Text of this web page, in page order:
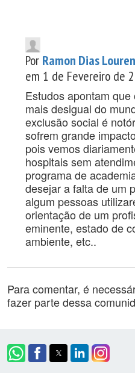
Por Ramon Dias
em 1 de Fevereiro de
Estudos apontam
mais desigual do
exclusão social é
sofrem grande
pois vemos
hospitais sem
programa de
desejar a falta de um
algum pessoas
orientação de um
eminente, estado de
ambiente, etc..
Para comentar, é
fazer parte dessa